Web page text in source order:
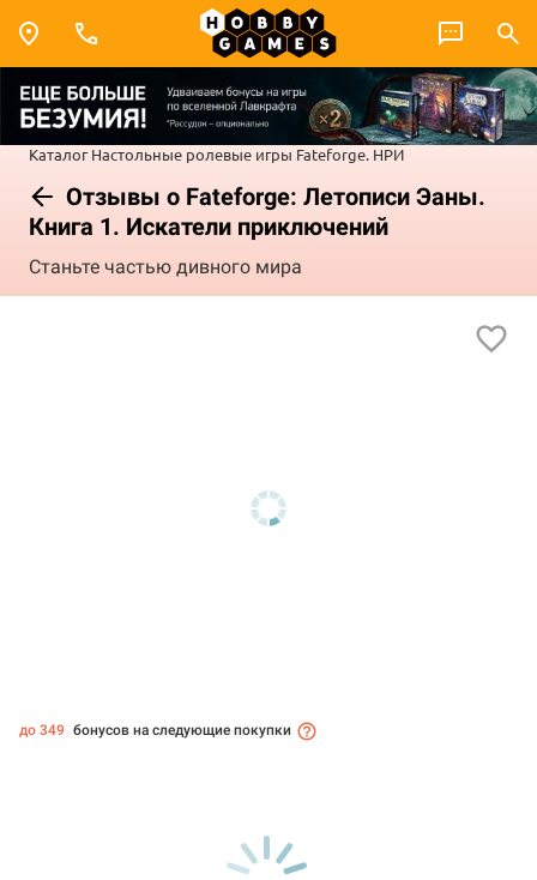
Каталог Настольные ролевые игры Fateforge. НРИ
Отзывы о Fateforge: Летописи Эаны.
Книга 1. Искатели приключений
Станьте частью дивного мира
до 349 бонусов на следующие покупки